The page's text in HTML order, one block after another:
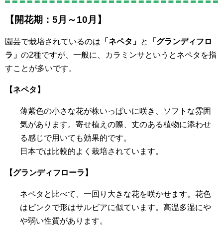
【開花期：5月～10月】
園芸で栽培されているのは 「ネペタ」 と
「グランディフロ
ラ」 の2種ですが、一般に、カラミンサというとネペタを指
すことが多いです。
【ネペタ】
薄紫色の小さな花が株いっぱいに咲き、ソフトな雰囲
気があります。寄せ植えの際、丈のある植物に添わせ
る感じで用いても効果的です。
日本では比較的よく栽培されています。
【グランディフローラ】
ネペタと比べて、一回り大きな花を咲かせます。花色
はピンクで形はサルビアに似ています。高温多湿にや
や弱い性質があります。